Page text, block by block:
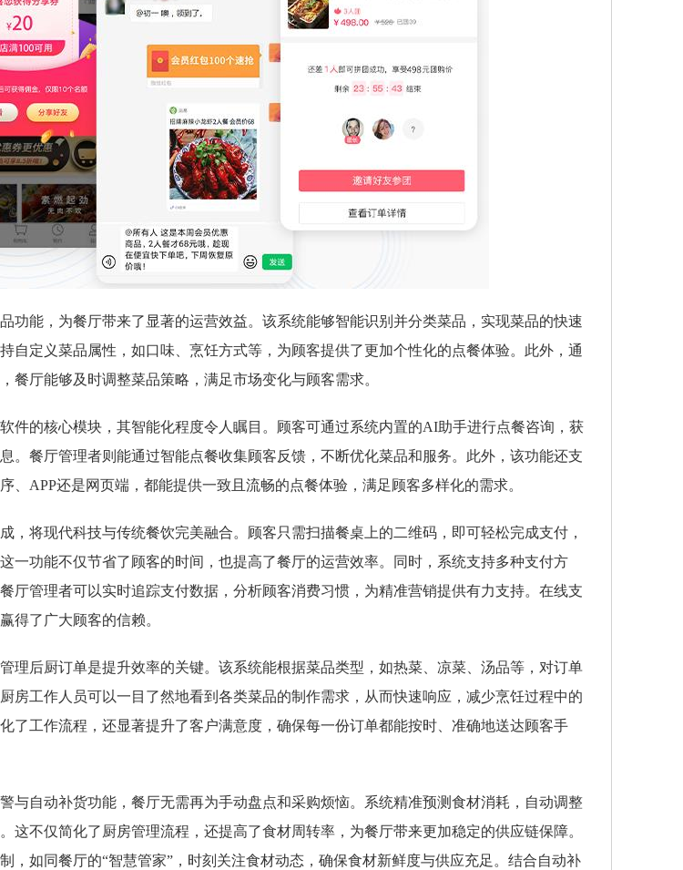
功能，为餐厅带来了显著的运营效益。该系统能够智能识别并分类菜品，实现菜品的快速
自定义菜品属性，如口味、烹饪方式等，为顾客提供了更加个性化的点餐体验。此外，通
餐厅能够及时调整菜品策略，满足市场变化与顾客需求。
件的核心模块，其智能化程度令人瞩目。顾客可通过系统内置的AI助手进行点餐咨询，获
。餐厅管理者则能通过智能点餐收集顾客反馈，不断优化菜品和服务。此外，该功能还支
、APP还是网页端，都能提供一致且流畅的点餐体验，满足顾客多样化的需求。
，将现代科技与传统餐饮完美融合。顾客只需扫描餐桌上的二维码，即可轻松完成支付，
一功能不仅节省了顾客的时间，也提高了餐厅的运营效率。同时，系统支持多种支付方
厅管理者可以实时追踪支付数据，分析顾客消费习惯，为精准营销提供有力支持。在线支
得了广大顾客的信赖。
理后厨订单是提升效率的关键。该系统能根据菜品类型，如热菜、凉菜、汤品等，对订单
房工作人员可以一目了然地看到各类菜品的制作需求，从而快速响应，减少烹饪过程中的
了工作流程，还显著提升了客户满意度，确保每一份订单都能按时、准确地送达顾客手
与自动补货功能，餐厅无需再为手动盘点和采购烦恼。系统精准预测食材消耗，自动调整
这不仅简化了厨房管理流程，还提高了食材周转率，为餐厅带来更加稳定的供应链保障。
，如同餐厅的“智慧管家”，时刻关注食材动态，确保食材新鲜度与供应充足。结合自动补